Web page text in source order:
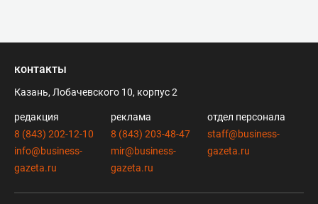
контакты
Казань, Лобачевского 10, корпус 2
редакция
8 (843) 202-12-10
info@business-
gazeta.ru
реклама
8 (843) 203-48-47
mir@business-
gazeta.ru
отдел персонала
staff@business-
gazeta.ru